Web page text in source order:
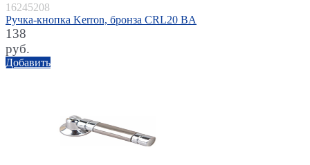
16245208
Ручка-кнопка Kerron, бронза CRL20 BA
138
руб.
Добавить